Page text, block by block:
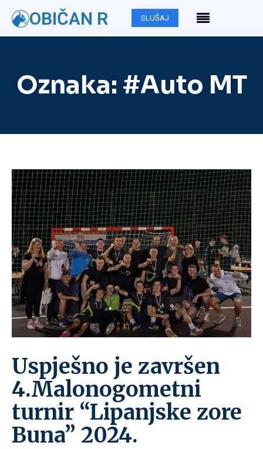
OBIČAN R SLUŠAJ
Oznaka: #Auto MT
Uspješno je završen
4.Malonogometni
turnir “Lipanjske zore
Buna” 2024.